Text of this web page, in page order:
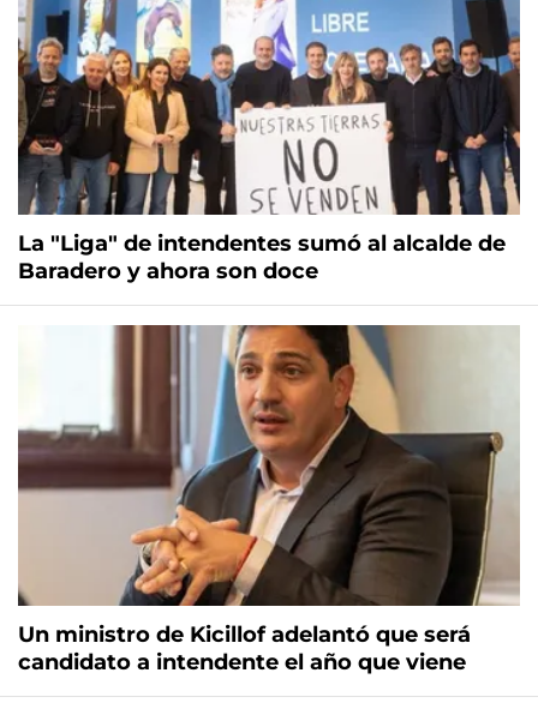
La "Liga" de intendentes sumó al alcalde de
Baradero y ahora son doce
Un ministro de Kicillof adelantó que será
candidato a intendente el año que viene